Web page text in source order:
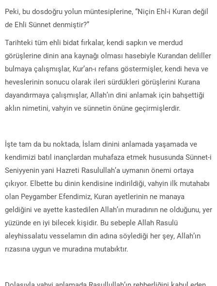
Peki, bu dosdoğru yolun müntesiplerine, “Niçin Ehl-i Kuran değil
de Ehli Sünnet denmiştir?”
Tarihteki tüm ehli bidat fırkalar, kendi sapkın ve merdud
görüşlerine dinin ana kaynağı olması hasebiyle Kurandan deliller
bulmaya çalışmışlar, Kur’an-ı refans göstermişler, kendi heva ve
heveslerinin sonucu olarak ileri sürdükleri görüşlerini Kurana
dayandırmaya çalışmışlar, Allah’ın dini anlamak için bahşettiği
aklın nimetini, vahyin ve sünnetin önüne geçirmişlerdir.
İşte tam da bu noktada, İslam dinini anlamada yaşamada ve
kendimizi batıl inançlardan muhafaza etmek hususunda Sünnet-i
Seniyyenin yani Hazreti Rasulullah’a uymanın önemi ortaya
çıkıyor. Elbette bu dinin kendisine indirildiği, vahyin ilk mutahabı
olan Peygamber Efendimiz, Kuran ayetlerinin ne manaya
geldiğini ve ayette kastedilen Allah’ın muradının ne olduğunu, yer
yüzünde en iyi bilecek kişidir. Bu sebeple Allah Rasulü
aleyhissalatu vesselamın din adına söylediği her şey, Allah’ın
rızasına uygun ve muradına mutabıktır.